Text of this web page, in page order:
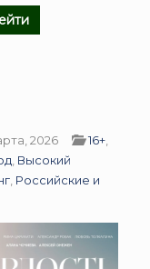
2026 16+,
, Высокий
, Российские и